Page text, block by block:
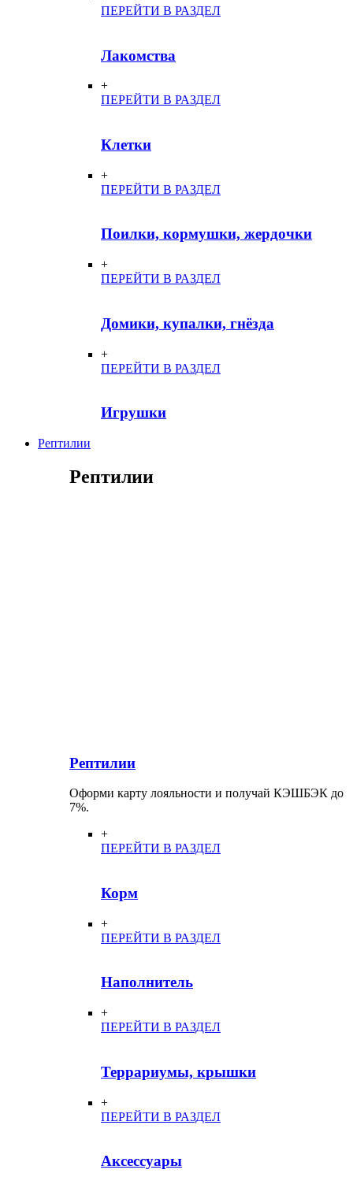
ПЕРЕЙТИ В РАЗДЕЛ
Лакомства
+
ПЕРЕЙТИ В РАЗДЕЛ
Клетки
+
ПЕРЕЙТИ В РАЗДЕЛ
Поилки, кормушки, жердочки
+
ПЕРЕЙТИ В РАЗДЕЛ
Домики, купалки, гнёзда
+
ПЕРЕЙТИ В РАЗДЕЛ
Игрушки
Рептилии
Рептилии
Рептилии
Оформи карту лояльности и получай КЭШБЭК до
7%.
+
ПЕРЕЙТИ В РАЗДЕЛ
Корм
+
ПЕРЕЙТИ В РАЗДЕЛ
Наполнитель
+
ПЕРЕЙТИ В РАЗДЕЛ
Террариумы, крышки
+
ПЕРЕЙТИ В РАЗДЕЛ
Аксессуары